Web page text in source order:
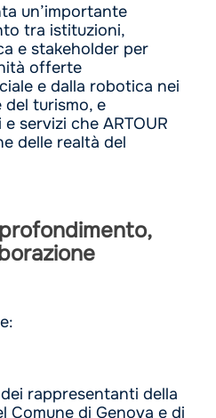
un’importante
tra istituzioni,
e stakeholder per
offerte
e dalla robotica nei
turismo, e
servizi che ARTOUR
delle realtà del
rappresentanti della
Comune di Genova e di